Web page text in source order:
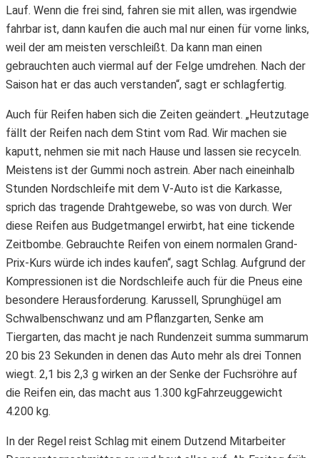
Lauf. Wenn die frei sind, fahren sie mit allen, was irgendwie
fahrbar ist, dann kaufen die auch mal nur einen für vorne links,
weil der am meisten verschleißt. Da kann man einen
gebrauchten auch viermal auf der Felge umdrehen. Nach der
Saison hat er das auch verstanden“, sagt er schlagfertig.
Auch für Reifen haben sich die Zeiten geändert. „Heutzutage
fällt der Reifen nach dem Stint vom Rad. Wir machen sie
kaputt, nehmen sie mit nach Hause und lassen sie recyceln.
Meistens ist der Gummi noch astrein. Aber nach eineinhalb
Stunden Nordschleife mit dem V-Auto ist die Karkasse,
sprich das tragende Drahtgewebe, so was von durch. Wer
diese Reifen aus Budgetmangel erwirbt, hat eine tickende
Zeitbombe. Gebrauchte Reifen von einem normalen Grand-
Prix-Kurs würde ich indes kaufen“, sagt Schlag. Aufgrund der
Kompressionen ist die Nordschleife auch für die Pneus eine
besondere Herausforderung. Karussell, Sprunghügel am
Schwalbenschwanz und am Pflanzgarten, Senke am
Tiergarten, das macht je nach Rundenzeit summa summarum
20 bis 23 Sekunden in denen das Auto mehr als drei Tonnen
wiegt. 2,1 bis 2,3 g wirken an der Senke der Fuchsröhre auf
die Reifen ein, das macht aus 1.300 kgFahrzeuggewicht
4.200 kg.
In der Regel reist Schlag mit einem Dutzend Mitarbeiter